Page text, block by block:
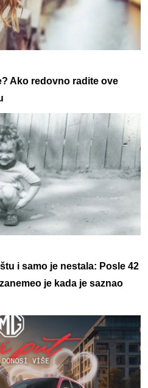
Ako redovno radite ove
i samo je nestala: Posle 42
je kada je saznao